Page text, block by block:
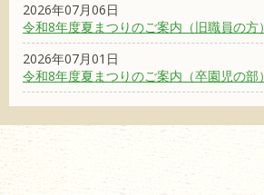
2026年07月06日
令和8年度夏まつりのご案内（旧職員の方）
2026年07月01日
令和8年度夏まつりのご案内（卒園児の部）